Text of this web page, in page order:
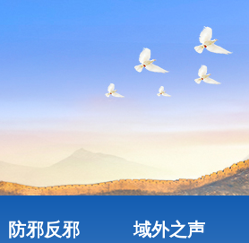
防邪反邪 域外之声